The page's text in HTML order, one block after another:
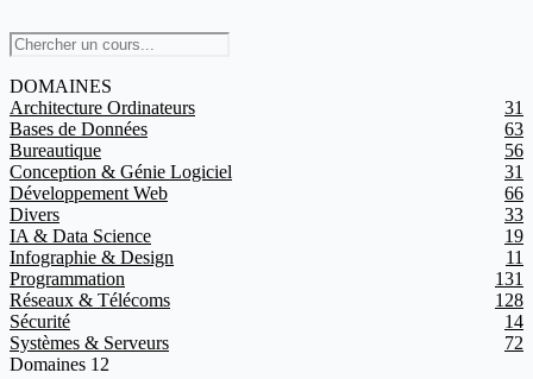
DOMAINES
Architecture Ordinateurs
31
Bases de Données
63
Bureautique
56
Conception & Génie Logiciel
31
Développement Web
66
Divers
33
IA & Data Science
19
Infographie & Design
11
Programmation
131
Réseaux & Télécoms
128
Sécurité
14
Systèmes & Serveurs
72
Domaines 12